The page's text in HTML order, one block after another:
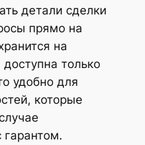
детали сделки
прямо на
на
только
удобно для
которые
гарантом.